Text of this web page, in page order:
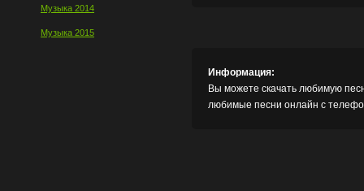
Музыка 2014
Музыка 2015
Информация:
Вы можете скачать любимую
любимые песни онлайн с